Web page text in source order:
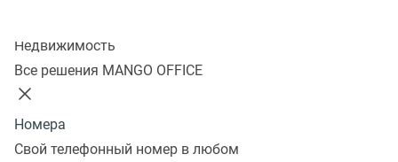
Недвижимость
Все решения MANGO OFFICE
Номера
Свой телефонный номер в любом
Шаг 1. Подключение Виртуальной АТС
MANGO OFFICE
Шаг 3. Подключение приложения интеграции
в ELMA365